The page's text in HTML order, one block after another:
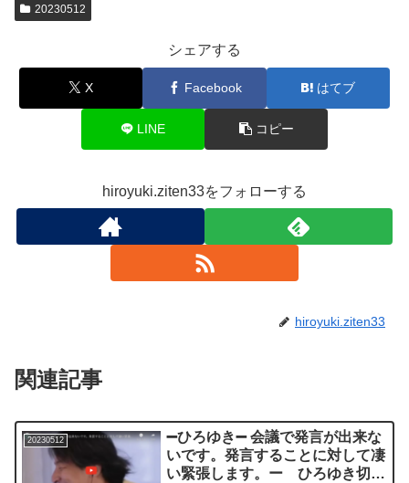
20230512
シェアする
X Facebook はてブ
LINE コピー
hiroyuki.ziten33をフォローする
hiroyuki.ziten33
関連記事
20230512
➖ひろゆき➖ 会議で発言が出来な
いです。発言することに対して凄
い緊張します。ー ひろゆき切り